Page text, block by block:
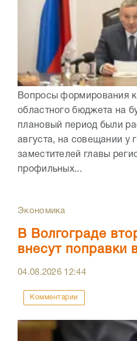
Вопросы формирования
областного бюджета на
плановый период были
августа, на совещании у
заместителей главы
профильных...
Экономика
В Волгограде
внесут поправки
04.08.2026 12:44
Комментарии